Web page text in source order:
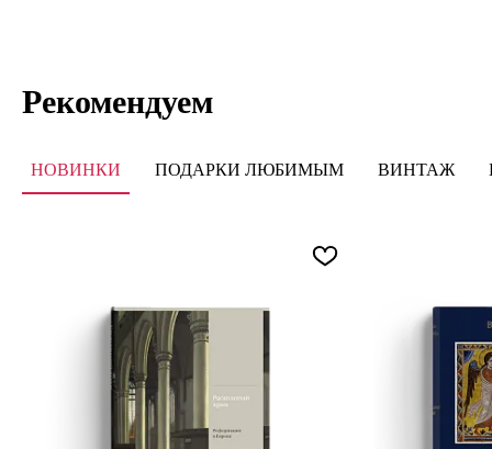
Рекомендуем
НОВИНКИ ПОДАРКИ ЛЮБИМЫМ ВИНТАЖ